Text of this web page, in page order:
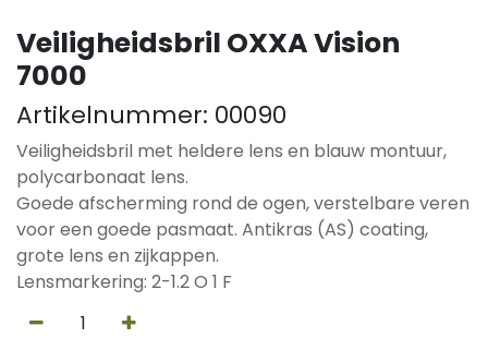
Veiligheidsbril OXXA Vision
7000
Artikelnummer: 00090
Veiligheidsbril met heldere lens en blauw montuur,
polycarbonaat lens.
Goede afscherming rond de ogen, verstelbare veren
voor een goede pasmaat. Antikras (AS) coating,
grote lens en zijkappen.
Lensmarkering: 2-1.2 O 1 F